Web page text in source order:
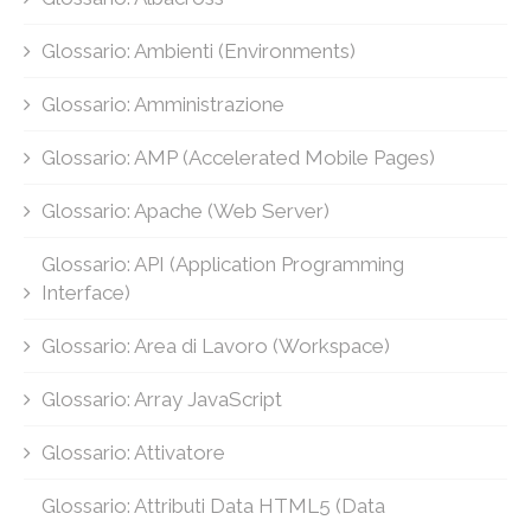
Glossario: Ambienti (Environments)
Glossario: Amministrazione
Glossario: AMP (Accelerated Mobile Pages)
Glossario: Apache (Web Server)
Glossario: API (Application Programming
Interface)
Glossario: Area di Lavoro (Workspace)
Glossario: Array JavaScript
Glossario: Attivatore
Glossario: Attributi Data HTML5 (Data